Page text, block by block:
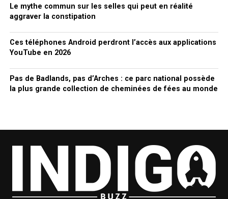
Le mythe commun sur les selles qui peut en réalité
aggraver la constipation
Ces téléphones Android perdront l’accès aux applications
YouTube en 2026
Pas de Badlands, pas d’Arches : ce parc national possède
la plus grande collection de cheminées de fées au monde